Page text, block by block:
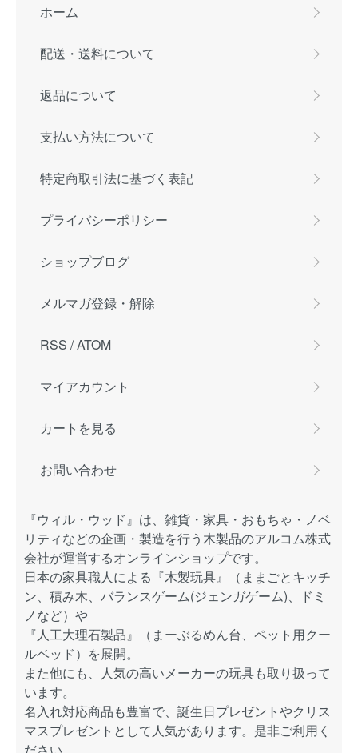
ホーム
配送・送料について
返品について
支払い方法について
特定商取引法に基づく表記
プライバシーポリシー
ショップブログ
メルマガ登録・解除
RSS /ATOM
マイアカウント
カートを見る
お問い合わせ
『ウィル・ウッド』は、雑貨・家具・おもちゃ・ノベ
リティなどの企画・製造を行う木製品のアルコム株式
会社が運営するオンラインショップです。
日本の家具職人による『木製玩具』（ままごとキッチ
ン、積み木、バランスゲーム(ジェンガゲーム)、ドミ
ノなど）や
『人工大理石製品』（まーぶるめん台、ペット用クー
ルベッド）を展開。
また他にも、人気の高いメーカーの玩具も取り扱って
います。
名入れ対応商品も豊富で、誕生日プレゼントやクリス
マスプレゼントとして人気があります。是非ご利用く
ださい。